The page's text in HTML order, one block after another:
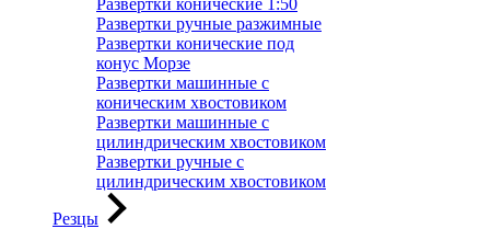
Развертки конические 1:50
Развертки ручные разжимные
Развертки конические под
конус Морзе
Развертки машинные с
коническим хвостовиком
Развертки машинные с
цилиндрическим хвостовиком
Развертки ручные с
цилиндрическим хвостовиком
Резцы